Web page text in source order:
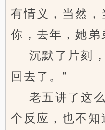
有情义，当然，
你，去年，她弟
沉默了片刻，
回去了。”
老五讲了这么
个反应，也不知